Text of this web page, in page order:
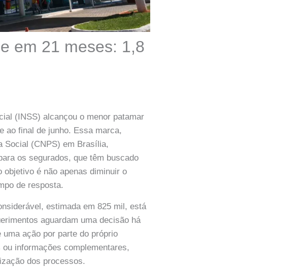
em 21 meses: 1,8
(INSS) alcançou o menor patamar
ao final de junho. Essa marca,
Social (CNPS) em Brasília,
os segurados, que têm buscado
é não apenas diminuir o
de resposta.
estimada em 825 mil, está
aguardam uma decisão há
ação por parte do próprio
informações complementares,
dos processos.